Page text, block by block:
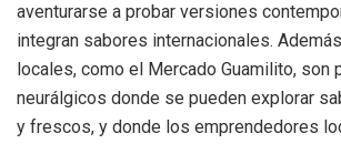
aventurarse a probar versiones
integran sabores internacionales.
locales, como el Mercado Guamilito, son
neurálgicos donde se pueden explorar
y frescos, y donde los emprendedores